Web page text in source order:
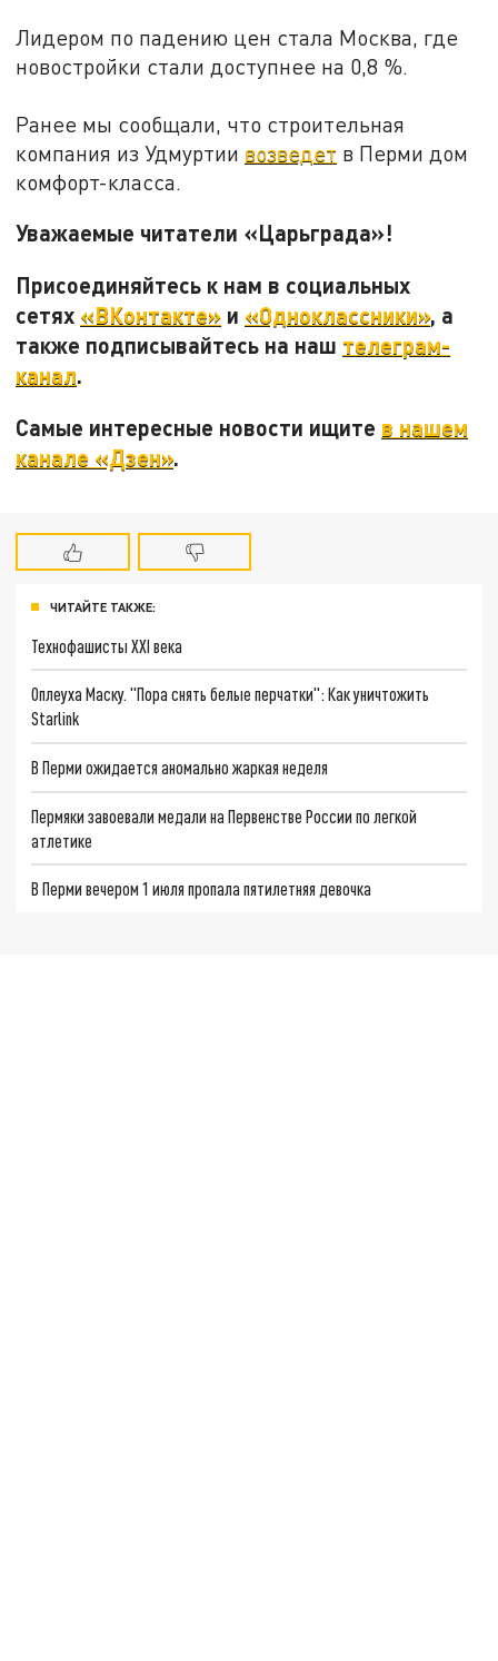
Лидером по падению цен стала Москва, где
новостройки стали доступнее на 0,8 %.
Ранее мы сообщали, что строительная
компания из Удмуртии возведет в Перми дом
комфорт-класса.
Уважаемые читатели «Царьграда»!
Присоединяйтесь к нам в социальных
сетях «ВКонтакте» и «Одноклассники», а
также подписывайтесь на наш телеграм-
канал.
Самые интересные новости ищите в нашем
канале «Дзен».
ЧИТАЙТЕ ТАКЖЕ:
Технофашисты XXI века
Оплеуха Маску. "Пора снять белые перчатки": Как уничтожить
Starlink
В Перми ожидается аномально жаркая неделя
Пермяки завоевали медали на Первенстве России по легкой
атлетике
В Перми вечером 1 июля пропала пятилетняя девочка